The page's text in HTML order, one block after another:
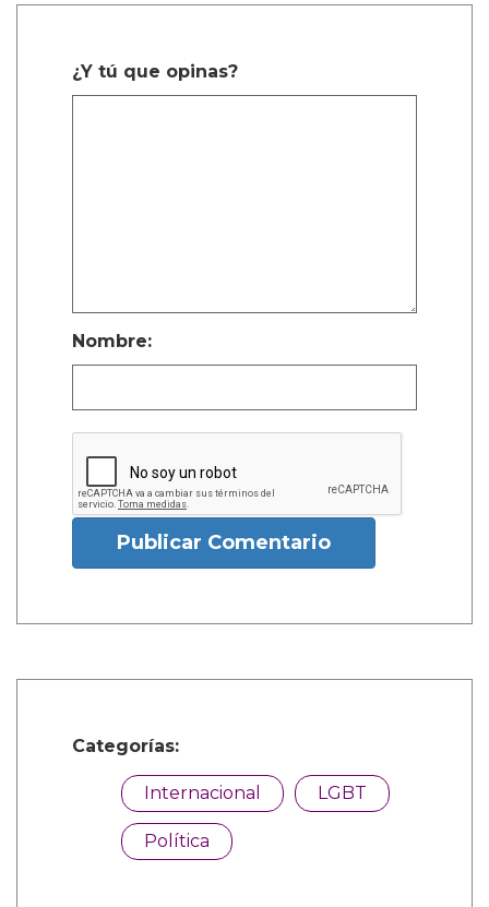
¿Y tú que opinas?
Nombre:
Publicar Comentario
Categorías:
Internacional LGBT
Política